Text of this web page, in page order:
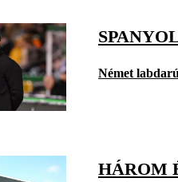
Német
HÁROM